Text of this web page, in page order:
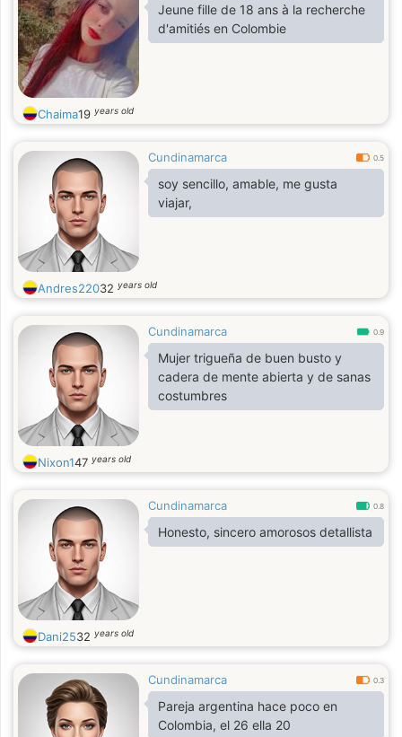
Jeune fille de 18 ans à la recherche
d'amitiés en Colombie
Chaima19 years old
Cundinamarca 0.5
soy sencillo, amable, me gusta
viajar,
Andres22032 years old
Cundinamarca 0.9
Mujer trigueña de buen busto y
cadera de mente abierta y de sanas
costumbres
Nixon147 years old
Cundinamarca 0.8
Honesto, sincero amorosos detallista
Dani2532 years old
Cundinamarca 0.3
Pareja argentina hace poco en
Colombia, el 26 ella 20